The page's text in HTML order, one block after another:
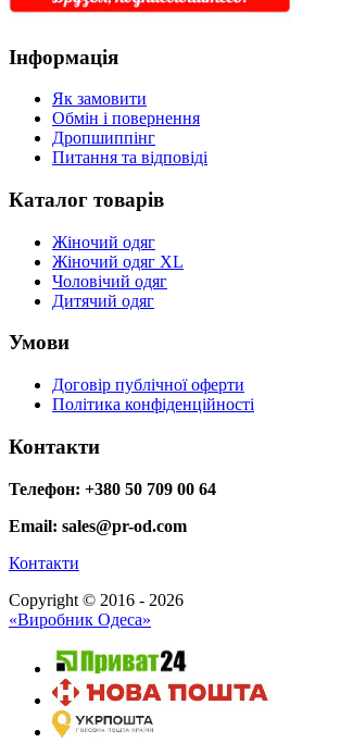
Інформація
Як замовити
Обмін і повернення
Дропшиппінг
Питання та відповіді
Каталог товарів
Жіночий одяг
Жіночий одяг XL
Чоловічий одяг
Дитячий одяг
Умови
Договір публічної оферти
Політика конфіденційності
Контакти
Телефон: +380 50 709 00 64
Email: sales@pr-od.com
Контакти
Copyright © 2016 - 2026
«Виробник Одеса»